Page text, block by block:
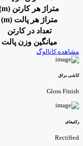
متراژ هر کارتن (m)
متراژ هر پالت (m)
تعداد در کارتن
میانگین وزن پالت
کاتالوگ
براق
Gloss